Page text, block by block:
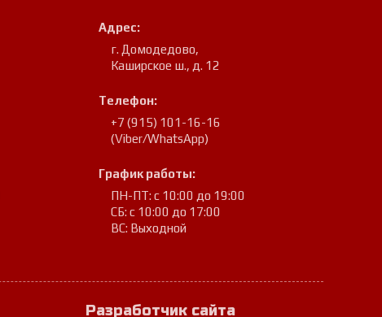
Адрес:
г. Домодедово,
Каширское ш., д. 12
Телефон:
+7 (915) 101-16-16
(Viber/WhatsApp)
График работы:
ПН-ПТ: с 10:00 до 19:00
СБ: с 10:00 до 17:00
ВС: Выходной
Разработчик сайта